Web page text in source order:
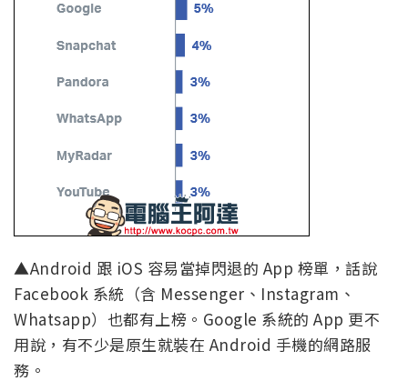
▲Android 跟 iOS 容易當掉閃退的 App 榜單，話說
Facebook 系統（含 Messenger、Instagram、
Whatsapp）也都有上榜。Google 系統的 App 更不
用說，有不少是原生就裝在 Android 手機的網路服
務。